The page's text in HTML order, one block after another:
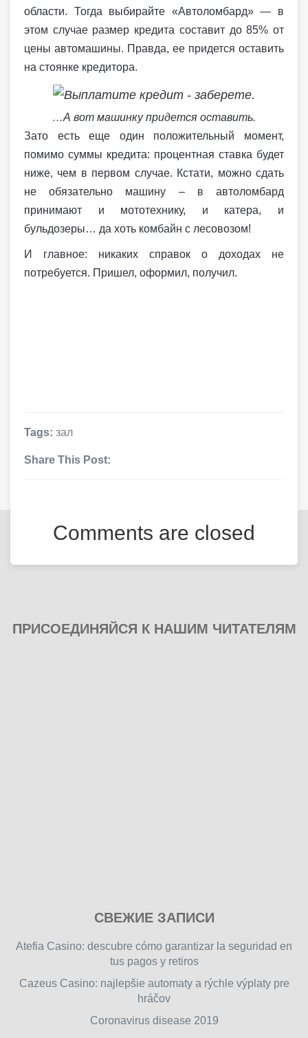
области. Тогда выбирайте «Автоломбард» — в
этом случае размер кредита составит до 85% от
цены автомашины. Правда, ее придется оставить
на стоянке кредитора.
…А вот машинку придется оставить.
Зато есть еще один положительный момент,
помимо суммы кредита: процентная ставка будет
ниже, чем в первом случае. Кстати, можно сдать
не обязательно машину – в автоломбард
принимают и мототехнику, и катера, и
бульдозеры… да хоть комбайн с лесовозом!
И главное: никаких справок о доходах не
потребуется. Пришел, оформил, получил.
Tags: зал
Share This Post:
Comments are closed
ПРИСОЕДИНЯЙСЯ К НАШИМ ЧИТАТЕЛЯМ
free
games
СВЕЖИЕ ЗАПИСИ
Atefia Casino: descubre cómo garantizar la seguridad en
tus pagos y retiros
Cazeus Casino: najlepšie automaty a rýchle výplaty pre
hráčov
Coronavirus disease 2019